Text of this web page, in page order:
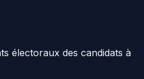
électoraux des candidats à